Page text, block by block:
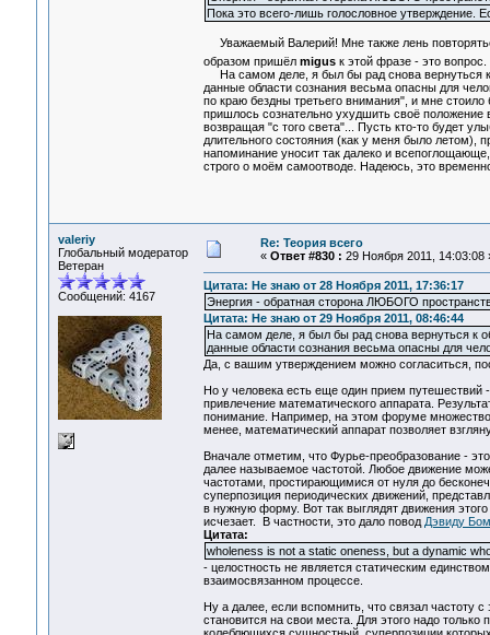
Пока это всего-лишь голословное утверждение.
Уважаемый Валерий! Мне также лень
образом пришёл migusк этой фразе - это
На самом деле, я был бы рад снова вернуться к
данные области сознания весьма опасны для
по краю бездны третьего внимания", и мне
пришлось сознательно ухудшить своё положение
возвращая "с того света"... Пусть кто-то будет
длительного состояния (как у меня было летом),
напоминание уносит так далеко и
строго о моём самоотводе. Надеюсь, это
valeriy
Глобальный модератор
Ветеран
Сообщений: 4167
Re: Теория всего
« Ответ #830 : 29 Ноября 2011, 14:03:08
Цитата: Не знаю от 28 Ноября 2011, 17:36:17
Энергия - обратная сторона ЛЮБОГО
Цитата: Не знаю от 29 Ноября 2011, 08:46:44
На самом деле, я был бы рад снова вернуться к
данные области сознания весьма опасны для
Да, с вашим утверждением можно согласиться,
Но у человека есть еще один прием путешествий
привлечение математического аппарата.
понимание. Например, на этом форуме
менее, математический аппарат позволяет
Вначале отметим, что Фурье-преобразование -
далее называемое частотой. Любое движение
частотами, простирающимися от нуля до
суперпозиция периодических движений,
в нужную форму. Вот так выглядят движения
исчезает. В частности, это дало повод Дэвиду
Цитата:
wholeness is not a static oneness, but a dynamic
- целостность не является статическим
взаимосвязанном процессе.
Ну а далее, если вспомнить, что связал частоту
становится на свои места. Для этого надо